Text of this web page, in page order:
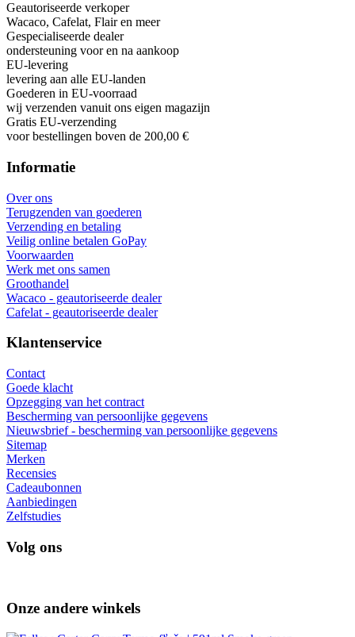
Geautoriseerde verkoper
Wacaco, Cafelat, Flair en meer
Gespecialiseerde dealer
ondersteuning voor en na aankoop
EU-levering
levering aan alle EU-landen
Goederen in EU-voorraad
wij verzenden vanuit ons eigen magazijn
Gratis EU-verzending
voor bestellingen boven de 200,00 €
Informatie
Over ons
Terugzenden van goederen
Verzending en betaling
Veilig online betalen GoPay
Voorwaarden
Werk met ons samen
Groothandel
Wacaco - geautoriseerde dealer
Cafelat - geautoriseerde dealer
Klantenservice
Contact
Goede klacht
Opzegging van het contract
Bescherming van persoonlijke gegevens
Nieuwsbrief - bescherming van persoonlijke gegevens
Sitemap
Merken
Recensies
Cadeaubonnen
Aanbiedingen
Zelfstudies
Volg ons
Onze andere winkels